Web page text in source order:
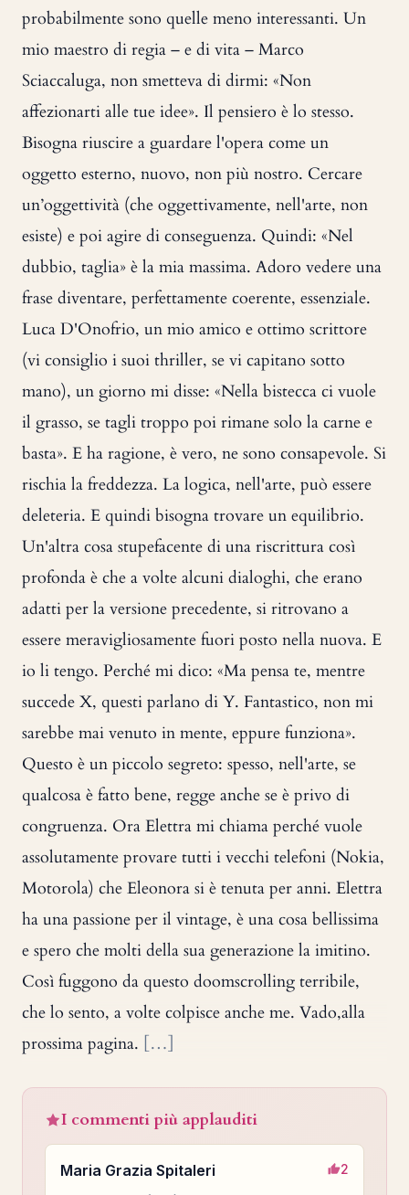
probabilmente sono quelle meno interessanti. Un
mio maestro di regia – e di vita – Marco
Sciaccaluga, non smetteva di dirmi: «Non
affezionarti alle tue idee». Il pensiero è lo stesso.
Bisogna riuscire a guardare l'opera come un
oggetto esterno, nuovo, non più nostro. Cercare
un’oggettività (che oggettivamente, nell'arte, non
esiste) e poi agire di conseguenza. Quindi: «Nel
dubbio, taglia» è la mia massima. Adoro vedere una
frase diventare, perfettamente coerente, essenziale.
Luca D'Onofrio, un mio amico e ottimo scrittore
(vi consiglio i suoi thriller, se vi capitano sotto
mano), un giorno mi disse: «Nella bistecca ci vuole
il grasso, se tagli troppo poi rimane solo la carne e
basta». E ha ragione, è vero, ne sono consapevole. Si
rischia la freddezza. La logica, nell'arte, può essere
deleteria. E quindi bisogna trovare un equilibrio.
Un'altra cosa stupefacente di una riscrittura così
profonda è che a volte alcuni dialoghi, che erano
adatti per la versione precedente, si ritrovano a
essere meravigliosamente fuori posto nella nuova. E
io li tengo. Perché mi dico: «Ma pensa te, mentre
succede X, questi parlano di Y. Fantastico, non mi
sarebbe mai venuto in mente, eppure funziona».
Questo è un piccolo segreto: spesso, nell'arte, se
qualcosa è fatto bene, regge anche se è privo di
congruenza. Ora Elettra mi chiama perché vuole
assolutamente provare tutti i vecchi telefoni (Nokia,
Motorola) che Eleonora si è tenuta per anni. Elettra
ha una passione per il vintage, è una cosa bellissima
e spero che molti della sua generazione la imitino.
Così fuggono da questo doomscrolling terribile,
che lo sento, a volte colpisce anche me. Vado,alla
prossima pagina. […]
I commenti più applauditi
Maria Grazia Spitaleri 2